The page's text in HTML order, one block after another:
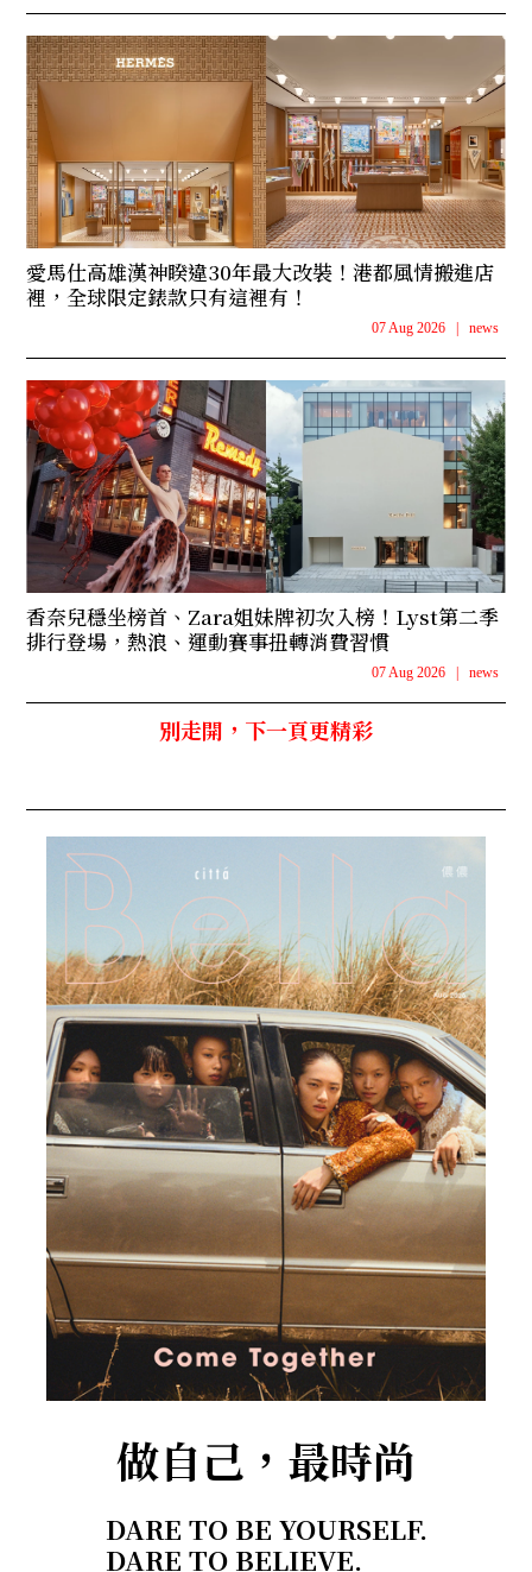
愛馬仕高雄漢神睽違30年最大改裝！港都風情搬進店
裡，全球限定錶款只有這裡有！
07 Aug 2026 news
香奈兒穩坐榜首、Zara姐妹牌初次入榜！Lyst第二季
排行登場，熱浪、運動賽事扭轉消費習慣
07 Aug 2026 news
別走開，下一頁更精彩
做自己，最時尚
DARE TO BE YOURSELF.
DARE TO BELIEVE.